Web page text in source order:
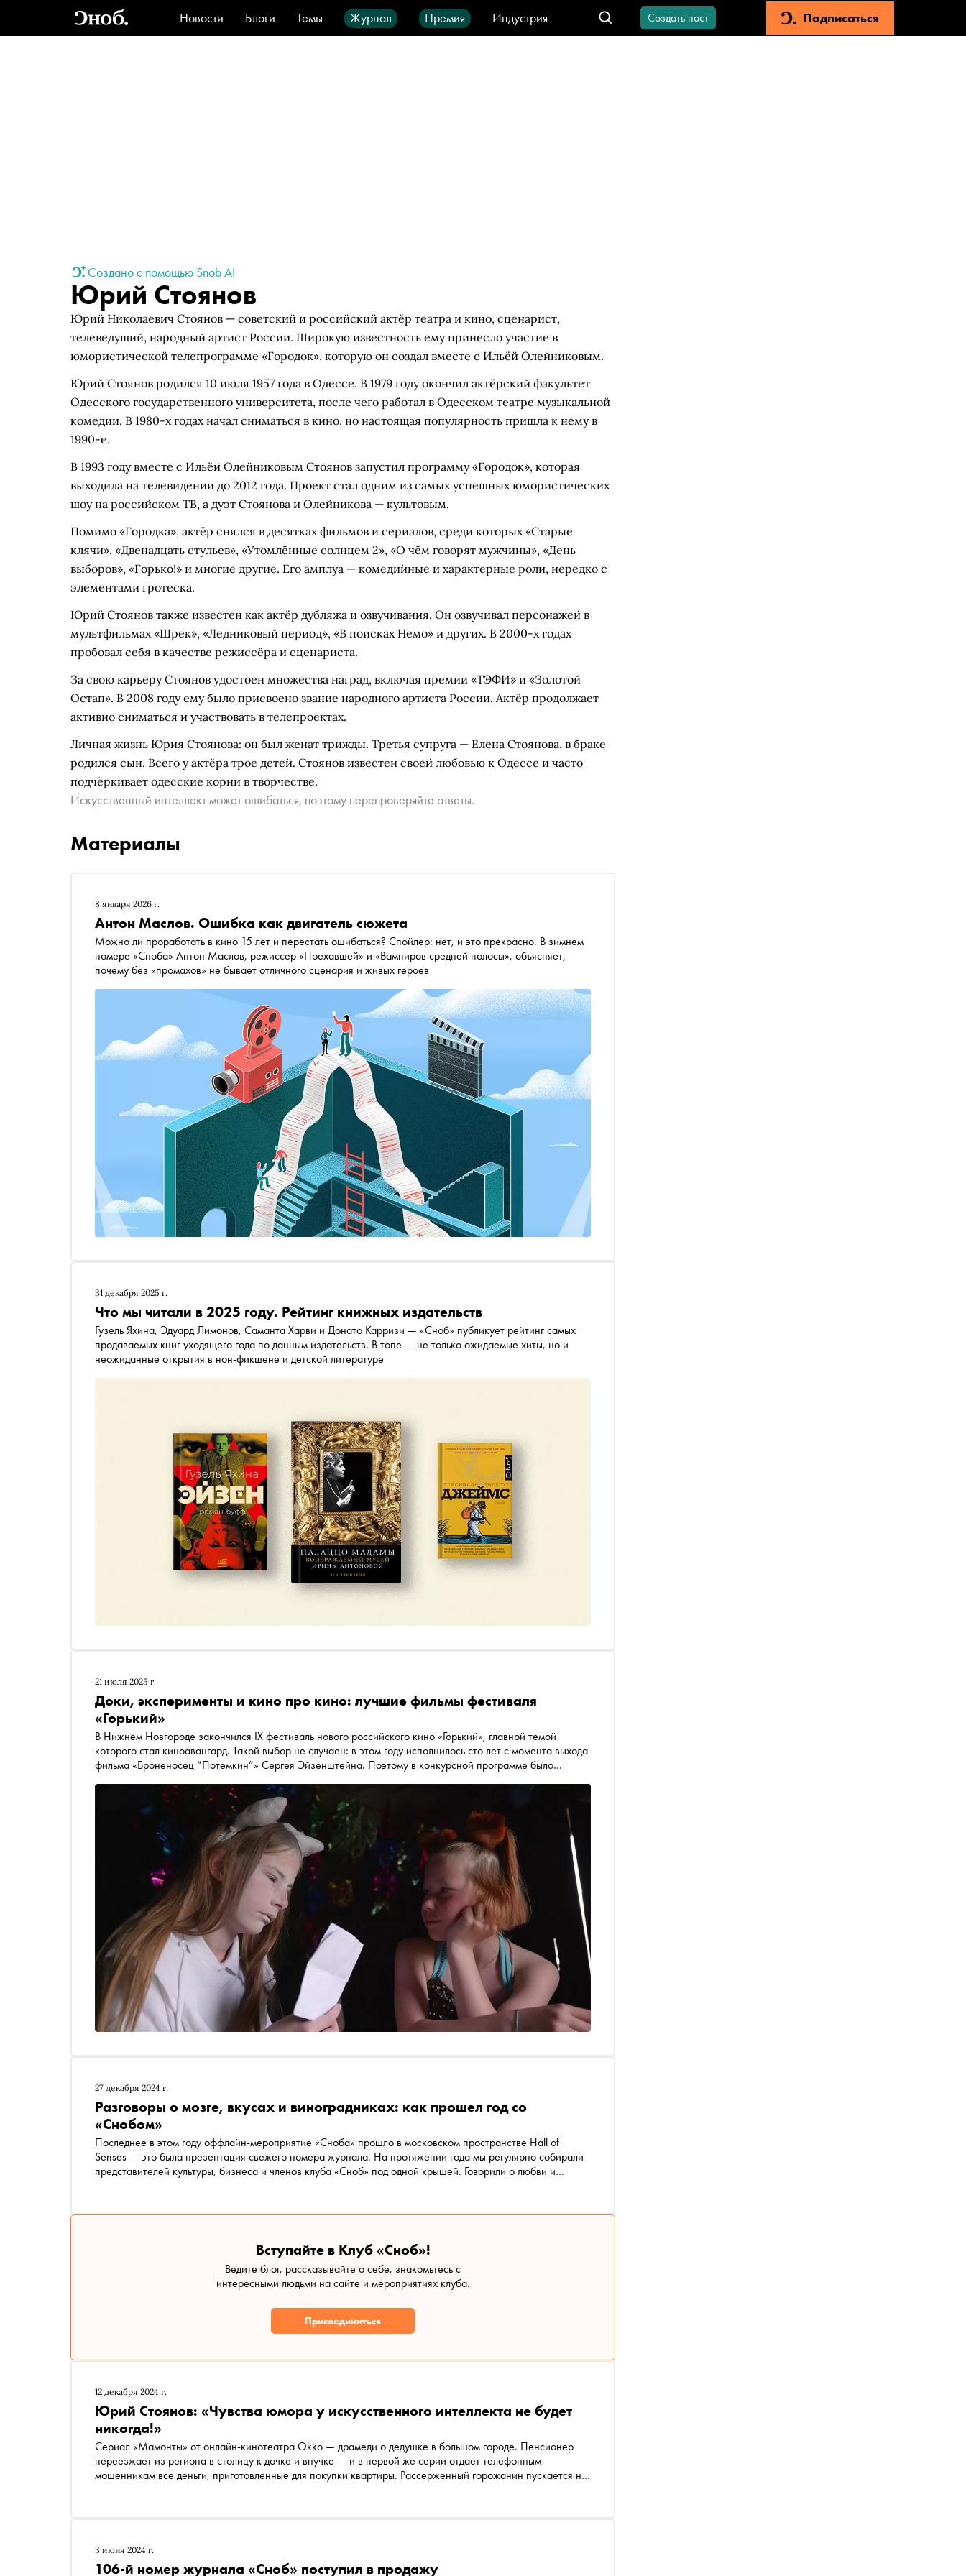
Новости Блоги Темы Журнал Премия
Индустрия
Стиль
Видео Город IT-продукты
Создать пост Подписаться
Создано с помощью Snob AI
Юрий Стоянов
Юрий Николаевич Стоянов — советский и российский актёр театра и кино, сценарист,
телеведущий, народный артист России. Широкую известность ему принесло участие в
юмористической телепрограмме «Городок», которую он создал вместе с Ильёй Олейниковым.
Юрий Стоянов родился 10 июля 1957 года в Одессе. В 1979 году окончил актёрский факультет
Одесского государственного университета, после чего работал в Одесском театре музыкальной
комедии. В 1980-х годах начал сниматься в кино, но настоящая популярность пришла к нему в
1990-е.
В 1993 году вместе с Ильёй Олейниковым Стоянов запустил программу «Городок», которая
выходила на телевидении до 2012 года. Проект стал одним из самых успешных юмористических
шоу на российском ТВ, а дуэт Стоянова и Олейникова — культовым.
Помимо «Городка», актёр снялся в десятках фильмов и сериалов, среди которых «Старые
клячи», «Двенадцать стульев», «Утомлённые солнцем 2», «О чём говорят мужчины», «День
выборов», «Горько!» и многие другие. Его амплуа — комедийные и характерные роли, нередко с
элементами гротеска.
Юрий Стоянов также известен как актёр дубляжа и озвучивания. Он озвучивал персонажей в
мультфильмах «Шрек», «Ледниковый период», «В поисках Немо» и других. В 2000-х годах
пробовал себя в качестве режиссёра и сценариста.
За свою карьеру Стоянов удостоен множества наград, включая премии «ТЭФИ» и «Золотой
Остап». В 2008 году ему было присвоено звание народного артиста России. Актёр продолжает
активно сниматься и участвовать в телепроектах.
Личная жизнь Юрия Стоянова: он был женат трижды. Третья супруга — Елена Стоянова, в браке
родился сын. Всего у актёра трое детей. Стоянов известен своей любовью к Одессе и часто
подчёркивает одесские корни в творчестве.
Искусственный интеллект может ошибаться, поэтому перепроверяйте ответы.
Материалы
8 января 2026 г.
Антон Маслов. Ошибка как двигатель сюжета
Можно ли проработать в кино 15 лет и перестать ошибаться? Спойлер: нет, и это прекрасно. В зимнем
номере «Сноба» Антон Маслов, режиссер «Поехавшей» и «Вампиров средней полосы», объясняет,
почему без «промахов» не бывает отличного сценария и живых героев
31 декабря 2025 г.
Что мы читали в 2025 году. Рейтинг книжных издательств
Гузель Яхина, Эдуард Лимонов, Саманта Харви и Донато Карризи — «Сноб» публикует рейтинг самых
продаваемых книг уходящего года по данным издательств. В топе — не только ожидаемые хиты, но и
неожиданные открытия в нон-фикшене и детской литературе
21 июля 2025 г.
Доки, эксперименты и кино про кино: лучшие фильмы фестиваля
«Горький»
В Нижнем Новгороде закончился IX фестиваль нового российского кино «Горький», главной темой
которого стал киноавангард. Такой выбор не случаен: в этом году исполнилось сто лет с момента выхода
фильма «Броненосец “Потемкин”» Сергея Эйзенштейна. Поэтому в конкурсной программе было
приз взяла работа режиссера Кирилла Верхозина — «Колхандра». О ней и других отличных фильмах
смотра рассказывает кинообозреватель Катя Загвоздкина
27 декабря 2024 г.
Разговоры о мозге, вкусах и виноградниках: как прошел год со
«Снобом»
Последнее в этом году оффлайн-мероприятие «Сноба» прошло в московском пространстве Hall of
Senses — это была презентация свежего номера журнала. На протяжении года мы регулярно собирали
представителей культуры, бизнеса и членов клуба «Сноб» под одной крышей. Говорили о любви и
Вступайте в Клуб «Сноб»!
Ведите блог, рассказывайте о себе, знакомьтесь с
интересными людьми на сайте и мероприятиях клуба.
Присоединиться
12 декабря 2024 г.
Юрий Стоянов: «Чувства юмора у искусственного интеллекта не будет
никогда!»
Сериал «Мамонты» от онлайн-кинотеатра Okko — драмеди о дедушке в большом городе. Пенсионер
переезжает из региона в столицу к дочке и внучке — и в первой же серии отдает телефонным
мошенникам все деньги, приготовленные для покупки квартиры. Рассерженный горожанин пускается на
и ИИ
3 июня 2024 г.
106-й номер журнала «Сноб» поступил в продажу